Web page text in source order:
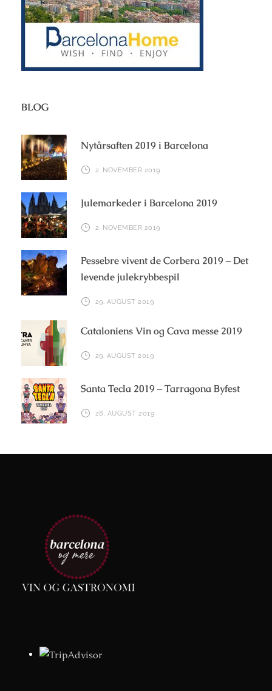
BLOG
Nytårsaften 2019 i Barcelona
2. NOVEMBER 2019
Julemarkeder i Barcelona 2019
2. NOVEMBER 2019
Pessebre vivent de Corbera 2019 – Det
levende julekrybbespil
29. AUGUST 2019
Cataloniens Vin og Cava messe 2019
29. AUGUST 2019
Santa Tecla 2019 – Tarragona Byfest
28. AUGUST 2019